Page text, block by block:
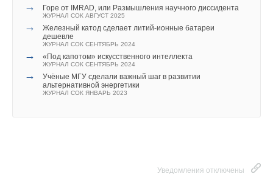
→ Горе от IMRAD, или Размышления научного диссидента
ЖУРНАЛ СОК АВГУСТ 2025
→
Железный катод сделает литий-ионные батареи
дешевле
ЖУРНАЛ СОК СЕНТЯБРЬ 2024
→ «Под капотом» искусственного интеллекта
ЖУРНАЛ СОК СЕНТЯБРЬ 2024
→
Учёные МГУ сделали важный шаг в развитии
альтернативной энергетики
ЖУРНАЛ СОК ЯНВАРЬ 2023
Уведомления отключены